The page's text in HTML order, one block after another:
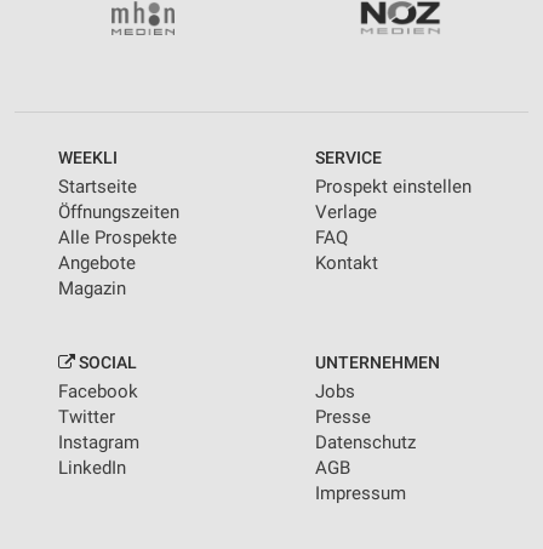
WEEKLI
Startseite
Öffnungszeiten
Alle Prospekte
Angebote
Magazin
SERVICE
Prospekt einstellen
Verlage
FAQ
Kontakt
SOCIAL
Facebook
Twitter
Instagram
LinkedIn
UNTERNEHMEN
Jobs
Presse
Datenschutz
AGB
Impressum